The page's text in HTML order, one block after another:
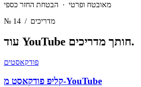
מאובטח ופרטי · הבטחת החזר כספי
№ 14
/ מדריכים
עוד YouTube חותךמדריכים.
פודקאסטים
קליפ פודקאסט מ-YouTube